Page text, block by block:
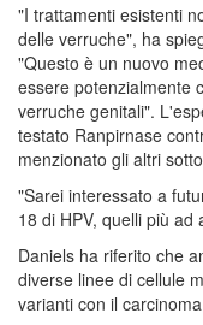
"I trattamenti esistenti
delle verruche", ha
"Questo è un nuovo
essere potenzialmente
verruche genitali".
testato Ranpirnase
menzionato gli altri
"Sarei interessato a
18 di HPV, quelli più
Daniels ha riferito che
diverse linee di cellule
varianti con il